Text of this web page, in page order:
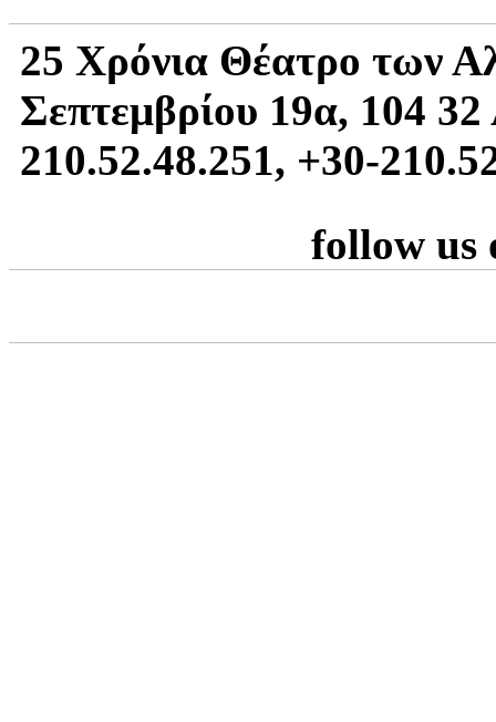
25 Χρόνια Θέατρο των
Σεπτεμβρίου 19α, 104
210.52.48.251, +30-
follow us